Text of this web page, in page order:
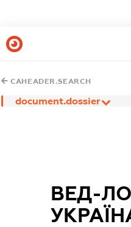
CAHEADER.SEARCH
document.dossier
ВЕД-